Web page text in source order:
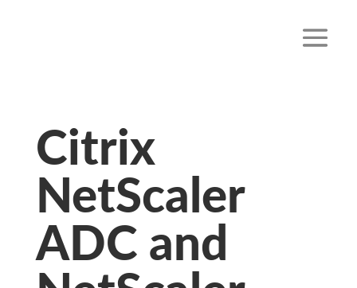
Citrix
NetScaler
ADC and